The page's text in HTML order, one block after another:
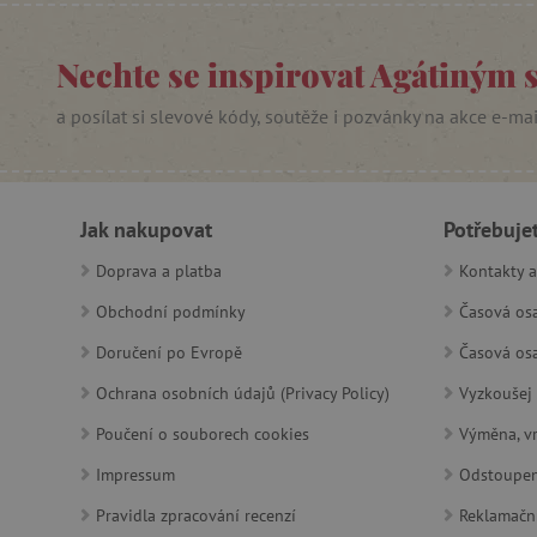
Nechte se inspirovat Agátiným
a posílat si slevové kódy, soutěže i pozvánky na akce e-
Jak nakupovat
Doprava a platba
Obchodní podmínky
Doručení po Evropě
Ochrana osobních údajů (Privacy Policy)
Poučení o souborech cookies
Impressum
Pravidla zpracování recenzí
Kontakty
Časová
Časová
Výměna,
udid
smc_dyn_item_code
Provider/
Doména
_cfuvid
.vimeo.com
Vimeo.com
.vimeo.com